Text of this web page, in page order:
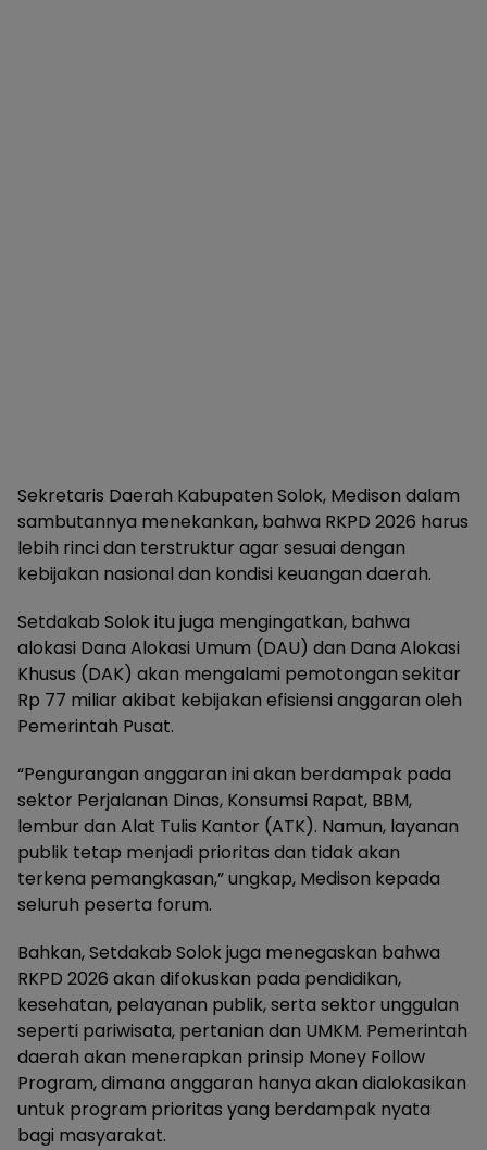
Sekretaris Daerah Kabupaten Solok, Medison dalam
sambutannya menekankan, bahwa RKPD 2026 harus
lebih rinci dan terstruktur agar sesuai dengan
kebijakan nasional dan kondisi keuangan daerah.
Setdakab Solok itu juga mengingatkan, bahwa
alokasi Dana Alokasi Umum (DAU) dan Dana Alokasi
Khusus (DAK) akan mengalami pemotongan sekitar
Rp 77 miliar akibat kebijakan efisiensi anggaran oleh
Pemerintah Pusat.
“Pengurangan anggaran ini akan berdampak pada
sektor Perjalanan Dinas, Konsumsi Rapat, BBM,
lembur dan Alat Tulis Kantor (ATK). Namun, layanan
publik tetap menjadi prioritas dan tidak akan
terkena pemangkasan,” ungkap, Medison kepada
seluruh peserta forum.
Bahkan, Setdakab Solok juga menegaskan bahwa
RKPD 2026 akan difokuskan pada pendidikan,
kesehatan, pelayanan publik, serta sektor unggulan
seperti pariwisata, pertanian dan UMKM. Pemerintah
daerah akan menerapkan prinsip Money Follow
Program, dimana anggaran hanya akan dialokasikan
untuk program prioritas yang berdampak nyata
bagi masyarakat.